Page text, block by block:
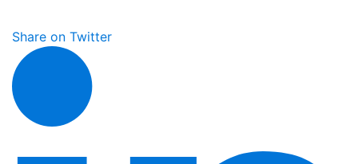
Share on Twitter